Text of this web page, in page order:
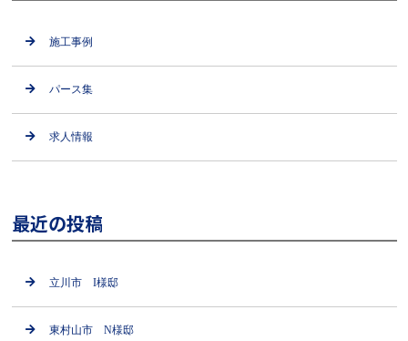
施工事例
パース集
求人情報
最近の投稿
立川市 I様邸
東村山市 N様邸